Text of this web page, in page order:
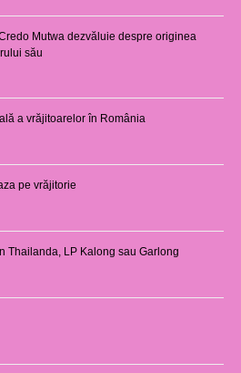
Mutwa dezvăluie despre originea
său
a vrăjitoarelor în România
pe vrăjitorie
Thailanda, LP Kalong sau Garlong